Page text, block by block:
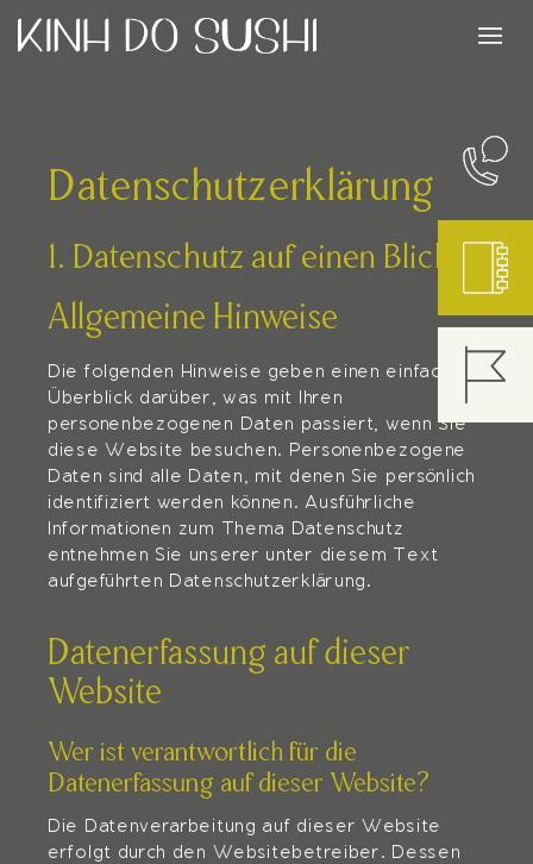
Datenschutz­erklärung
1. Datenschutz auf einen Blick
Allgemeine Hinweise
Die folgenden Hinweise geben einen einfachen
Überblick darüber, was mit Ihren
personenbezogenen Daten passiert, wenn Sie
diese Website besuchen. Personenbezogene
Daten sind alle Daten, mit denen Sie persönlich
identifiziert werden können. Ausführliche
Informationen zum Thema Datenschutz
entnehmen Sie unserer unter diesem Text
aufgeführten Datenschutzerklärung.
Datenerfassung auf dieser
Website
Wer ist verantwortlich für die
Datenerfassung auf dieser Website?
Die Datenverarbeitung auf dieser Website
erfolgt durch den Websitebetreiber. Dessen